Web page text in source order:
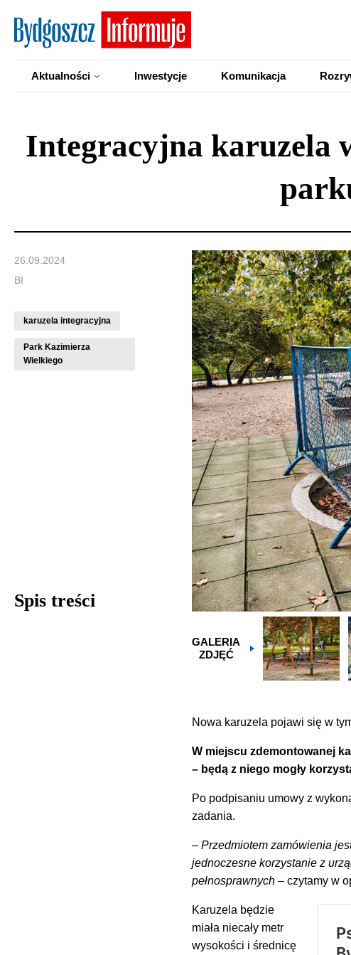
Aktualności Inwestycje Komunikacja
Integracyjna karuzela
26.09.2024
BI
karuzela integracyjna
Park Kazimierza
Wielkiego
Spis treści
GALERIA
ZDJĘĆ
Nowa karuzela pojawi się w
W miejscu zdemontowanej
– będą z niego mogły
Po podpisaniu umowy z
zadania.
– Przedmiotem zamówienia
jednoczesne korzystanie z
pełnosprawnych – czytamy w
Karuzela będzie
miała niecały metr
wysokości i średnicę